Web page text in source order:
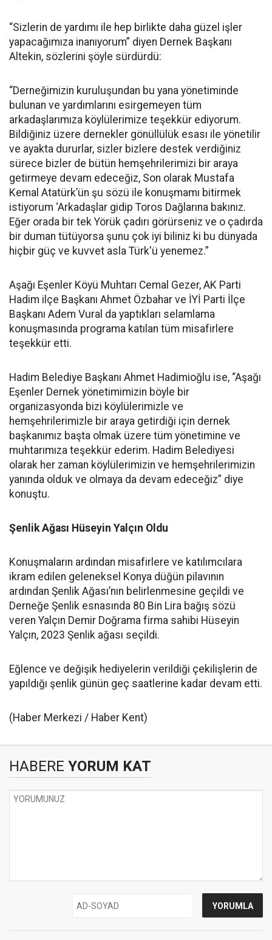
“Sizlerin de yardımı ile hep birlikte daha güzel işler
yapacağımıza inanıyorum” diyen Dernek Başkanı
Altekin, sözlerini şöyle sürdürdü:
“Derneğimizin kuruluşundan bu yana yönetiminde
bulunan ve yardımlarını esirgemeyen tüm
arkadaşlarımıza köylülerimize teşekkür ediyorum.
Bildiğiniz üzere dernekler gönüllülük esası ile yönetilir
ve ayakta dururlar, sizler bizlere destek verdiğiniz
sürece bizler de bütün hemşehrilerimizi bir araya
getirmeye devam edeceğiz, Son olarak Mustafa
Kemal Atatürk’ün şu sözü ile konuşmamı bitirmek
istiyorum ‘Arkadaşlar gidip Toros Dağlarına bakınız.
Eğer orada bir tek Yörük çadırı görürseniz ve o çadırda
bir duman tütüyorsa şunu çok iyi biliniz ki bu dünyada
hiçbir güç ve kuvvet asla Türk'ü yenemez.”
Aşağı Eşenler Köyü Muhtarı Cemal Gezer, AK Parti
Hadim ilçe Başkanı Ahmet Özbahar ve İYİ Parti İlçe
Başkanı Adem Vural da yaptıkları selamlama
konuşmasında programa katılan tüm misafirlere
teşekkür etti.
Hadim Belediye Başkanı Ahmet Hadimioğlu ise, “Aşağı
Eşenler Dernek yönetimimizin böyle bir
organizasyonda bizi köylülerimizle ve
hemşehrilerimizle bir araya getirdiği için dernek
başkanımız başta olmak üzere tüm yönetimine ve
muhtarımıza teşekkür ederim. Hadim Belediyesi
olarak her zaman köylülerimizin ve hemşehrilerimizin
yanında olduk ve olmaya da devam edeceğiz” diye
konuştu.
Şenlik Ağası Hüseyin Yalçın Oldu
Konuşmaların ardından misafirlere ve katılımcılara
ikram edilen geleneksel Konya düğün pilavının
ardından Şenlik Ağası’nın belirlenmesine geçildi ve
Derneğe Şenlik esnasında 80 Bin Lira bağış sözü
veren Yalçın Demir Doğrama firma sahibi Hüseyin
Yalçın, 2023 Şenlik ağası seçildi.
Eğlence ve değişik hediyelerin verildiği çekilişlerin de
yapıldığı şenlik günün geç saatlerine kadar devam etti.
(Haber Merkezi / Haber Kent)
HABERE YORUM KAT